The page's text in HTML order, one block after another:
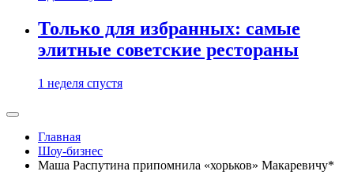
Только для избранных: самые
элитные советские рестораны
1 неделя спустя
Главная
Шоу-бизнес
Маша Распутина припомнила «хорьков» Макаревичу*